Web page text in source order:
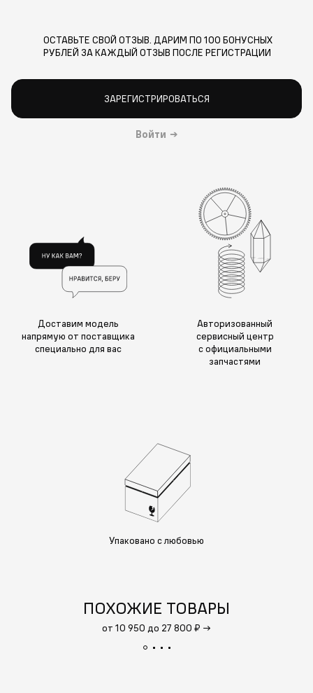
ОСТАВЬТЕ СВОЙ ОТЗЫВ. ДАРИМ ПО 100 БОНУСНЫХ
РУБЛЕЙ ЗА КАЖДЫЙ ОТЗЫВ ПОСЛЕ РЕГИСТРАЦИИ
ЗАРЕГИСТРИРОВАТЬСЯ
Войти →
Доставим модель
напрямую от поставщика
специально для вас
Авторизованный
сервисный центр
с официальными
запчастями
Упаковано с любовью
ПОХОЖИЕ ТОВАРЫ
от 10 950 до 27 800 ₽ →